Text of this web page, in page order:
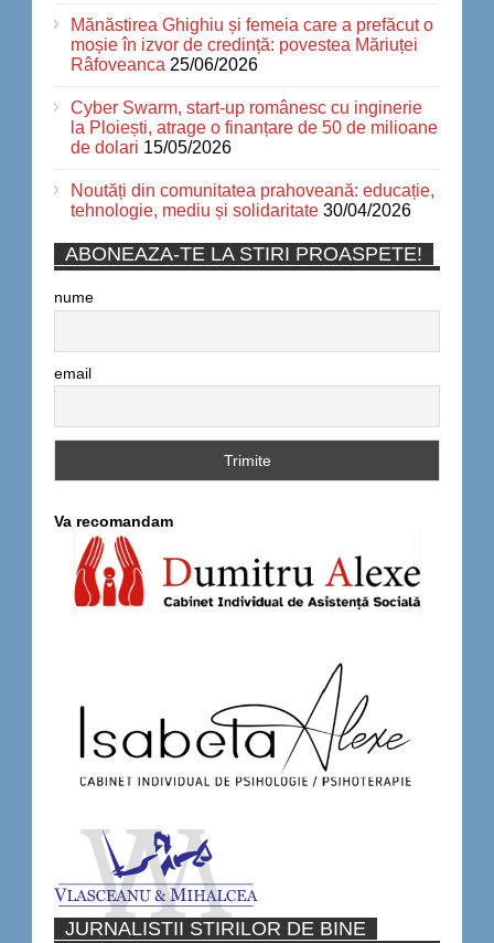
Mănăstirea Ghighiu și femeia care a prefăcut o
moșie în izvor de credință: povestea Măriuței
Râfoveanca 25/06/2026
Cyber Swarm, start-up românesc cu inginerie
la Ploiești, atrage o finanțare de 50 de milioane
de dolari 15/05/2026
Noutăți din comunitatea prahoveană: educație,
tehnologie, mediu și solidaritate 30/04/2026
ABONEAZA-TE LA STIRI PROASPETE!
nume
email
Va recomandam
JURNALISTII STIRILOR DE BINE